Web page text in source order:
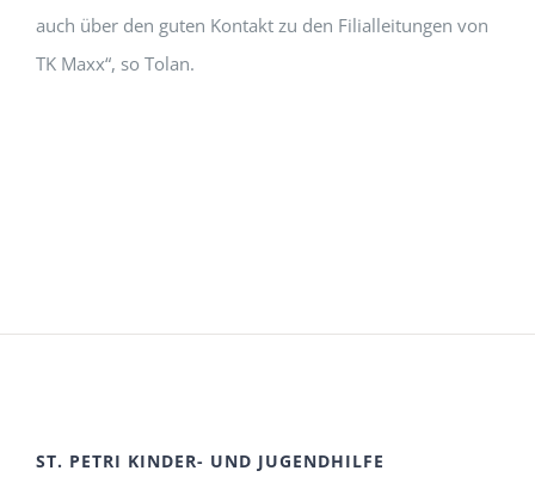
auch über den guten Kontakt zu den Filialleitungen von
TK Maxx“, so Tolan.
ST. PETRI KINDER- UND JUGENDHILFE